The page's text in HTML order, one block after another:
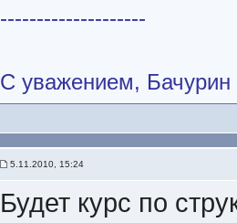
--------------------
С уважением,
5.11.2010, 15:24
Будет курс по